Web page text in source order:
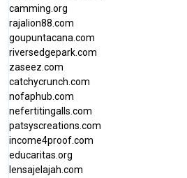
camming.org
rajalion88.com
goupuntacana.com
riversedgepark.com
zaseez.com
catchycrunch.com
nofaphub.com
nefertitingalls.com
patsyscreations.com
income4proof.com
educaritas.org
lensajelajah.com